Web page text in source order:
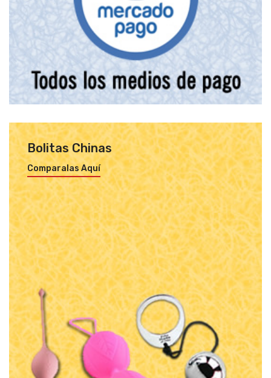
Bolitas Chinas
Comparalas Aquí